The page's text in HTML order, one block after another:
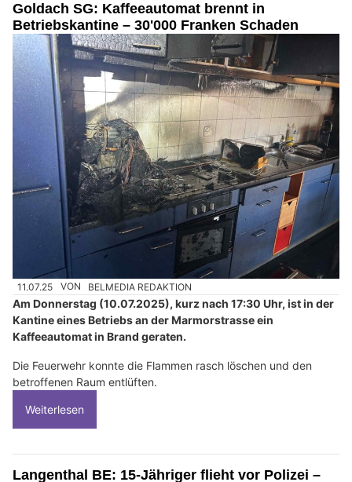
Goldach SG: Kaffeeautomat brennt in
Betriebskantine – 30'000 Franken Schaden
11.07.25 VON BELMEDIA REDAKTION
Am Donnerstag (10.07.2025), kurz nach 17:30 Uhr, ist in der
Kantine eines Betriebs an der Marmorstrasse ein
Kaffeeautomat in Brand geraten.
Die Feuerwehr konnte die Flammen rasch löschen und den
betroffenen Raum entlüften.
Weiterlesen
Langenthal BE: 15-Jähriger flieht vor Polizei –